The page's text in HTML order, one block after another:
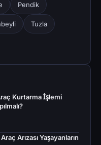
Pendik
Tuzla
Kurtarma İşlemi
Arızası Yaşayanların